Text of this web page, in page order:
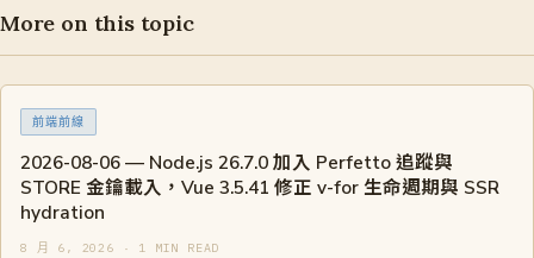
More on this topic
前端前線
2026-08-06 — Node.js 26.7.0 加入 Perfetto 追蹤與
STORE 金鑰載入，Vue 3.5.41 修正 v-for 生命週期與 SSR
hydration
8 月 6, 2026 · 1 MIN READ